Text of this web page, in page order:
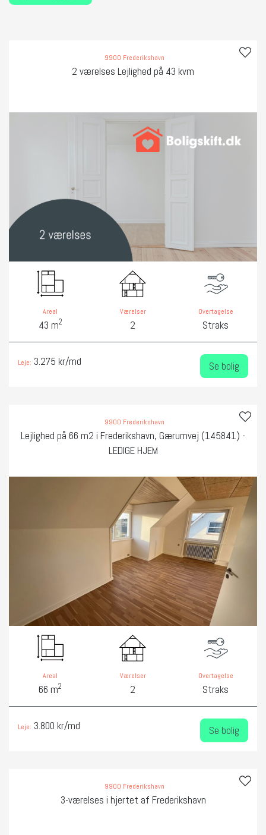
9900 Frederikshavn
2 værelses Lejlighed på 43 kvm
Areal
43 m2
Værelser
2
Overtagelse
Straks
Leje: 3.275 kr/md Se bolig
9900 Frederikshavn
Lejlighed på 66 m2 i Frederikshavn, Gærumvej (145841) -
LEDIGE HJEM
Areal
66 m2
Værelser
2
Overtagelse
Straks
Leje: 3.800 kr/md Se bolig
9900 Frederikshavn
3-værelses i hjertet af Frederikshavn